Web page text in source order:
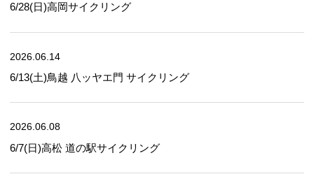
6/28(日)高岡サイクリング
2026.06.14
6/13(土)鳥越 八ッヤエ門 サイクリング
2026.06.08
6/7(日)高松 道の駅サイクリング